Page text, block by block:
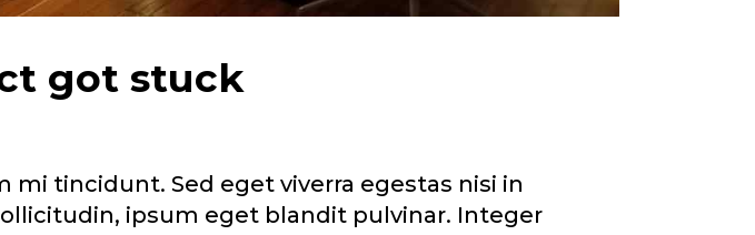
got stuck
tincidunt. Sed eget viverra egestas nisi in
ipsum eget blandit pulvinar. Integer